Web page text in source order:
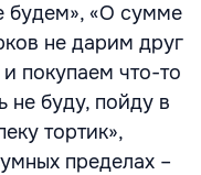
будем», «О сумме
не дарим друг
покупаем что-то
не буду, пойду в
тортик»,
пределах –